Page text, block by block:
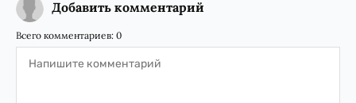
Добавить комментарий
Всего комментариев: 0